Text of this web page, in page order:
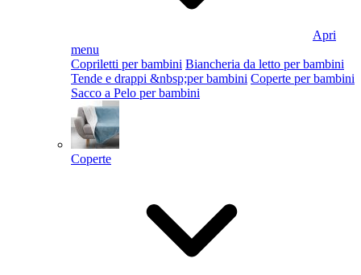
Apri
menu
Copriletti per bambini Biancheria da letto per bambini
Tende e drappi &nbsp;per bambini Coperte per bambini
Sacco a Pelo per bambini
Coperte